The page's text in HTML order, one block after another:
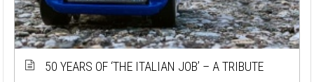
50 YEARS OF ‘THE ITALIAN JOB’ – A TRIBUTE